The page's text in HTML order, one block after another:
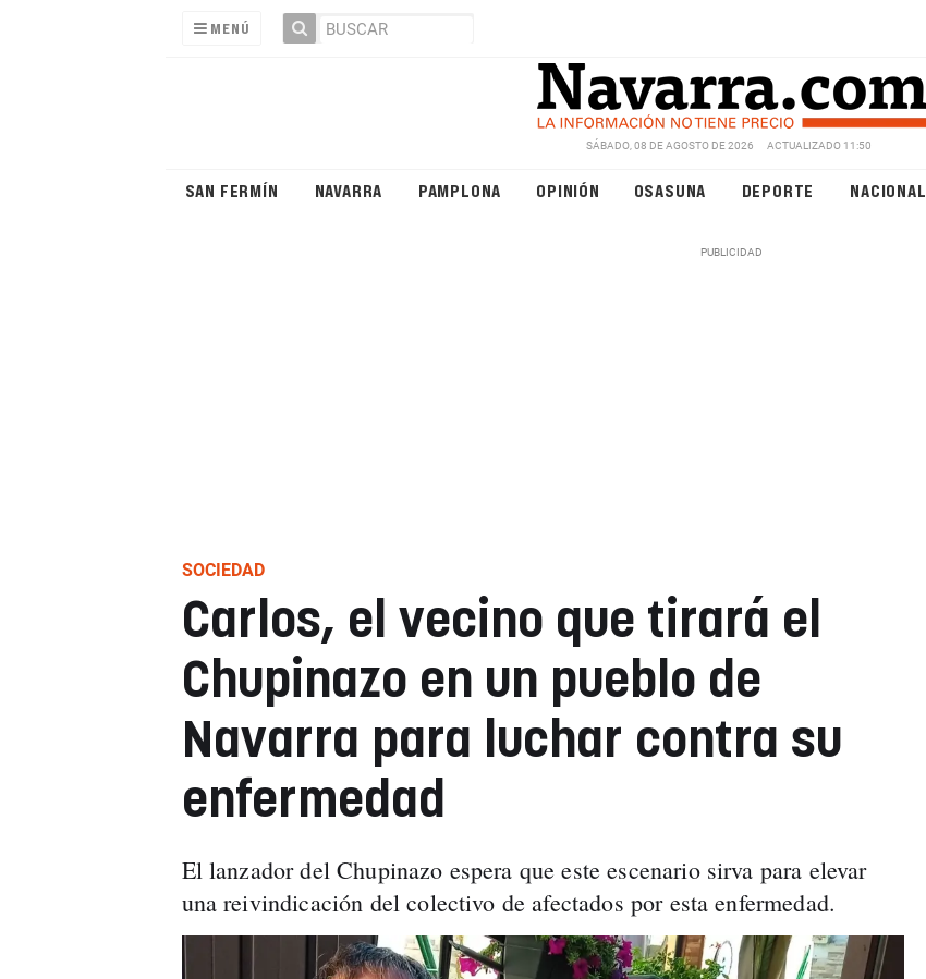
MENÚ
SÁBADO, 08 DE AGOSTO DE 2026 ACTUALIZADO 11:50
SAN FERMÍN NAVARRA PAMPLONA OPINIÓN OSASUNA DEPORTE NACIONAL
SOCIEDAD
Carlos, el vecino que tirará el
Chupinazo en un pueblo de
Navarra para luchar contra su
enfermedad
El lanzador del Chupinazo espera que este escenario sirva para elevar
una reivindicación del colectivo de afectados por esta enfermedad.